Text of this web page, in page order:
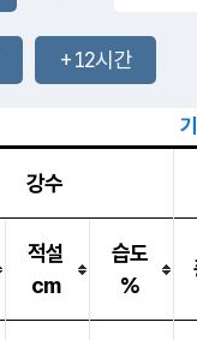
-mm
+12시간
강수
적설
cm
습도
%